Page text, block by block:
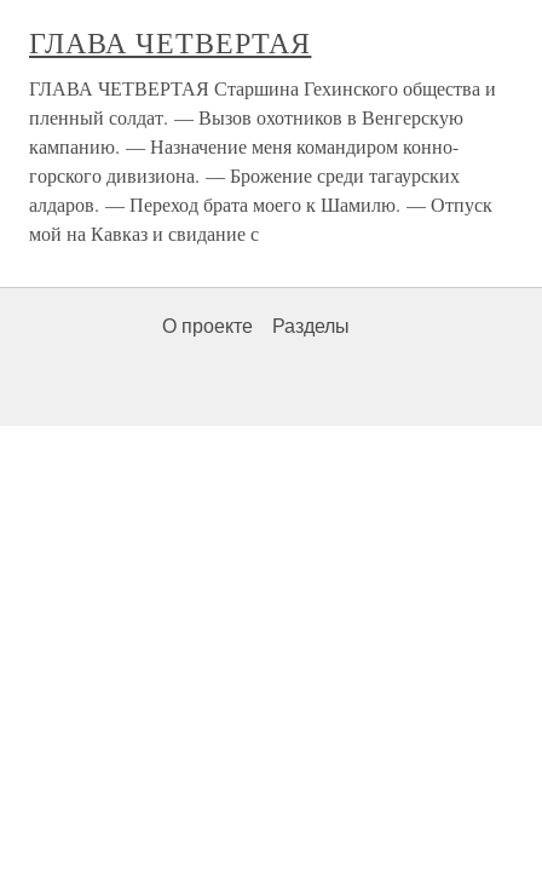
ГЛАВА ЧЕТВЕРТАЯ
ГЛАВА ЧЕТВЕРТАЯ Старшина Гехинского общества и
пленный солдат. — Вызов охотников в Венгерскую
кампанию. — Назначение меня командиром конно-
горского дивизиона. — Брожение среди тагаурских
алдаров. — Переход брата моего к Шамилю. — Отпуск
мой на Кавказ и свидание с
О проекте Разделы